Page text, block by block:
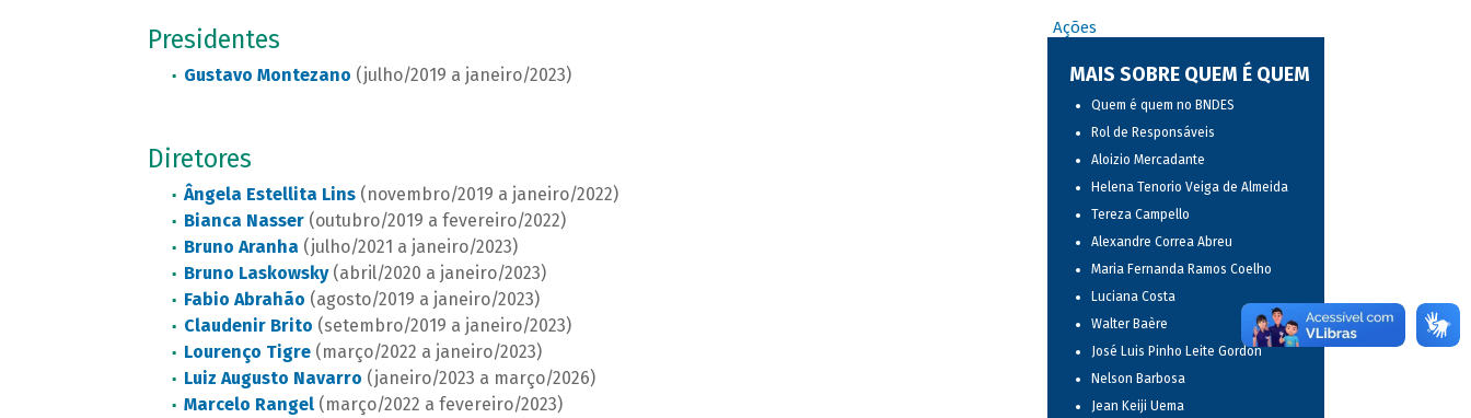
Presidentes
Gustavo Montezano (julho/2019 a janeiro/2023)
Diretores
Ângela Estellita Lins(novembro/2019 a janeiro/2022)
Bianca Nasser(outubro/2019 a fevereiro/2022)
Bruno Aranha (julho/2021 a janeiro/2023)
Bruno Laskowsky(abril/2020 a janeiro/2023)
Fabio Abrahão (agosto/2019 a janeiro/2023)
Claudenir Brito (setembro/2019 a janeiro/2023)
Lourenço Tigre(março/2022 a janeiro/2023)
Luiz Augusto Navarro (janeiro/2023 a março/2026)
Marcelo Rangel(março/2022 a fevereiro/2023)
Ações
MAIS SOBRE QUEM É QUEM
Quem é quem no BNDES
Rol de Responsáveis
Aloizio Mercadante
Helena Tenorio Veiga de Almeida
Tereza Campello
Alexandre Correa Abreu
Maria Fernanda Ramos Coelho
Luciana Costa
Walter Baère
José Luis Pinho Leite Gordon
Nelson Barbosa
Jean Keiji Uema